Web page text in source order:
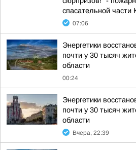
спасательной части
07:06
Энергетики
почти у 30 тысяч
области
00:24
Энергетики
почти у 30 тысяч
области
Вчера, 22:39